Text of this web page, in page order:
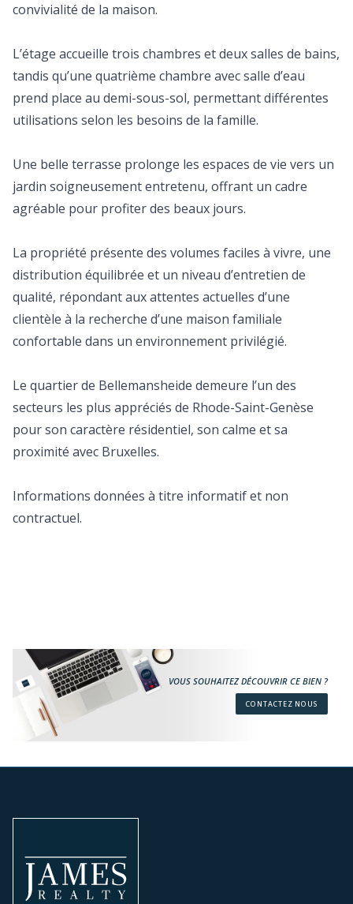
convivialité de la maison.
L’étage accueille trois chambres et deux salles de bains,
tandis qu’une quatrième chambre avec salle d’eau
prend place au demi-sous-sol, permettant différentes
utilisations selon les besoins de la famille.
Une belle terrasse prolonge les espaces de vie vers un
jardin soigneusement entretenu, offrant un cadre
agréable pour profiter des beaux jours.
La propriété présente des volumes faciles à vivre, une
distribution équilibrée et un niveau d’entretien de
qualité, répondant aux attentes actuelles d’une
clientèle à la recherche d’une maison familiale
confortable dans un environnement privilégié.
Le quartier de Bellemansheide demeure l’un des
secteurs les plus appréciés de Rhode-Saint-Genèse
pour son caractère résidentiel, son calme et sa
proximité avec Bruxelles.
Informations données à titre informatif et non
contractuel.
VOUS SOUHAITEZ DÉCOUVRIR CE BIEN ?
CONTACTEZ NOUS